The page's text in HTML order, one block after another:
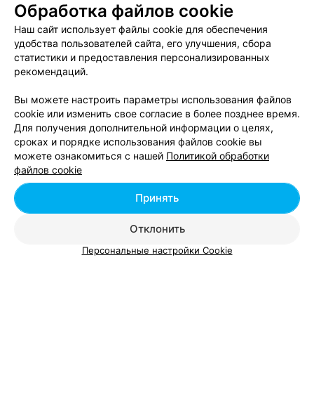
Минск, ул. Якуба Коласа, 73/3 Выходной
БАРБЕРШОП
Goldfinch
Минск, Логойский тракт, 22А с 10:00
Смотрите также
Салоны массажа на Логойском тракте в Минске
Обработка файлов cookie
Наш сайт использует файлы cookie для обеспечения
удобства пользователей сайта, его улучшения, сбора
статистики и предоставления персонализированных
рекомендаций.
Вы можете настроить параметры использования файлов
cookie или изменить свое согласие в более позднее время.
Для получения дополнительной информации о целях,
сроках и порядке использования файлов cookie вы
можете ознакомиться с нашей Политикой обработки
файлов cookie
Отклонить
Принять
Персональные настройки Cookie